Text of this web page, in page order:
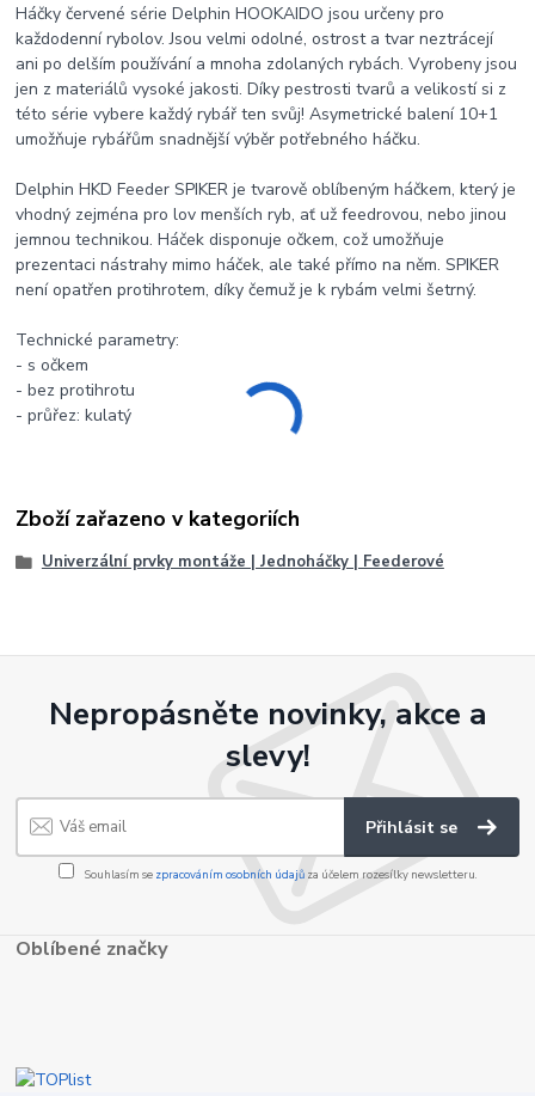
Háčky červené série Delphin HOOKAIDO jsou určeny pro
každodenní rybolov. Jsou velmi odolné, ostrost a tvar neztrácejí
ani po delším používání a mnoha zdolaných rybách. Vyrobeny jsou
jen z materiálů vysoké jakosti. Díky pestrosti tvarů a velikostí si z
této série vybere každý rybář ten svůj! Asymetrické balení 10+1
umožňuje rybářům snadnější výběr potřebného háčku.
Delphin HKD Feeder SPIKER je tvarově oblíbeným háčkem, který je
vhodný zejména pro lov menších ryb, ať už feedrovou, nebo jinou
jemnou technikou. Háček disponuje očkem, což umožňuje
prezentaci nástrahy mimo háček, ale také přímo na něm. SPIKER
není opatřen protihrotem, díky čemuž je k rybám velmi šetrný.
Technické parametry:
- s očkem
- bez protihrotu
- průřez: kulatý
Zboží zařazeno v kategoriích
Univerzální prvky montáže | Jednoháčky | Feederové
Nepropásněte novinky, akce a
slevy!
Přihlásit se
Souhlasím se zpracováním osobních údajůza účelem rozesílky newsletteru.
Oblíbené značky